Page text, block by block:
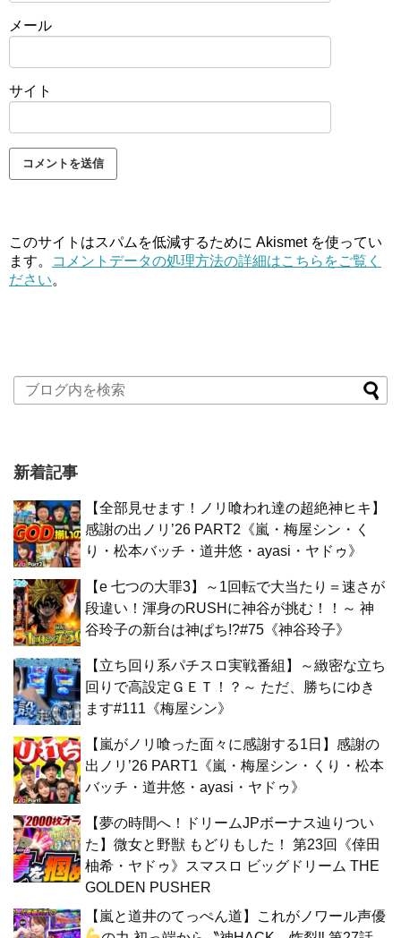
メール
サイト
このサイトはスパムを低減するために Akismet を使ってい
ます。
コメントデータの処理方法の詳細はこちらをご覧く
ださい。
新着記事
【全部見せます！ノリ喰われ達の超絶神ヒキ】
感謝の出ノリ’26 PART2《嵐・梅屋シン・く
り・松本バッチ・道井悠・ayasi・ヤドゥ》
【e 七つの大罪3】～1回転で大当たり＝速さが
段違い！渾身のRUSHに神谷が挑む！！～ 神
谷玲子の新台は神ぱち!?#75《神谷玲子》
【立ち回り系パチスロ実戦番組】～緻密な立ち
回りで高設定ＧＥＴ！？～ ただ、勝ちにゆき
ます#111《梅屋シン》
【嵐がノリ喰った面々に感謝する1日】感謝の
出ノリ’26 PART1《嵐・梅屋シン・くり・松本
バッチ・道井悠・ayasi・ヤドゥ》
【夢の時間へ！ドリームJPボーナス辿りつい
た】微女と野獣 もどりもした！ 第23回《倖田
柚希・ヤドゥ》スマスロ ビッグドリーム THE
GOLDEN PUSHER
【嵐と道井のてっぺん道】これがノワール声優